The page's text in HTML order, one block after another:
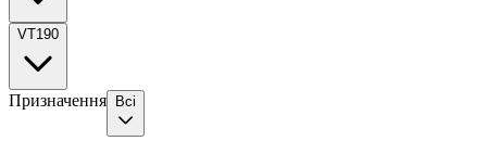
VT190
Призначення Всі